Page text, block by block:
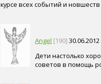
курсе всех событий и новшеств
Angel [190]
Дети настолько
советов в помощь